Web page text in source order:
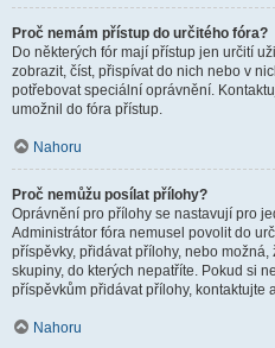
Proč nemám přístup do určitého fóra?
Do některých fór mají přístup jen určití
zobrazit, číst, přispívat do nich nebo v
potřebovat speciální oprávnění.
umožnil do fóra přístup.
Nahoru
Proč nemůžu posílat přílohy?
Oprávnění pro přílohy se nastavují pro
Administrátor fóra nemusel povolit do
příspěvky, přidávat přílohy, nebo
skupiny, do kterých nepatříte. Pokud si
příspěvkům přidávat přílohy, kontaktujte
Nahoru